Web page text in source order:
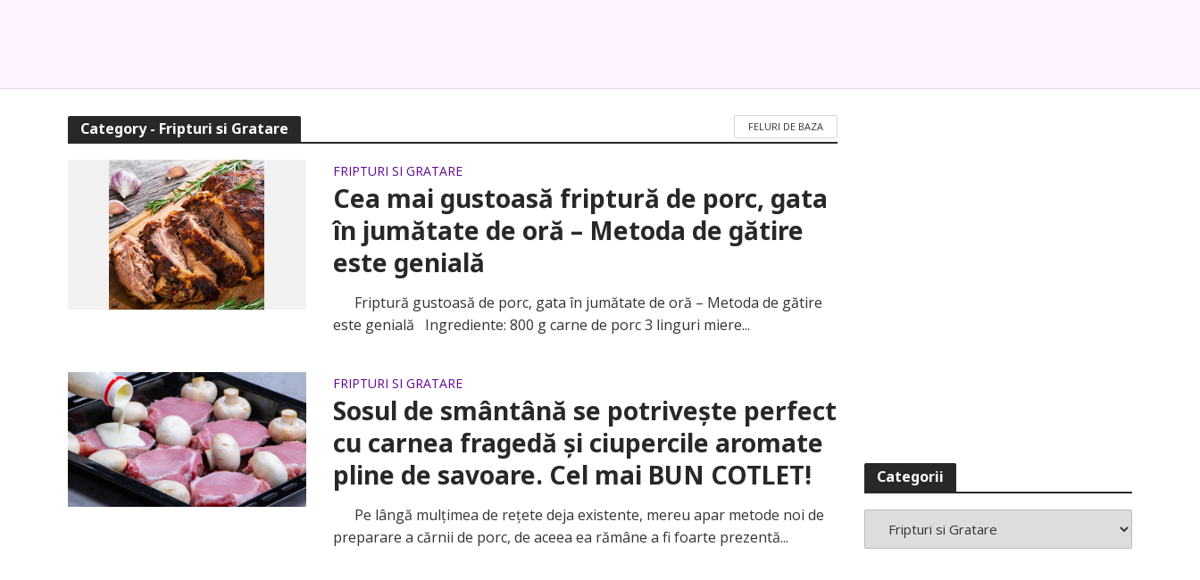
Category - Fripturi si Gratare FELURI DE BAZA
FRIPTURI SI GRATARE
Cea mai gustoasă friptură de porc, gata
în jumătate de oră – Metoda de gătire
este genială
Friptură gustoasă de porc, gata în jumătate de oră – Metoda de gătire
este genială Ingrediente: 800 g carne de porc 3 linguri miere...
FRIPTURI SI GRATARE
Sosul de smântână se potrivește perfect
cu carnea fragedă și ciupercile aromate
pline de savoare. Cel mai BUN COTLET!
Pe lângă mulțimea de rețete deja existente, mereu apar metode noi de
preparare a cărnii de porc, de aceea ea rămâne a fi foarte prezentă...
Categorii